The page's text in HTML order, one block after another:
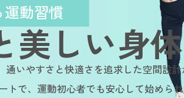
動習慣
美しい身体
いやすさと快適さを追求した空間設計
で、運動初心者でも安心して始められ